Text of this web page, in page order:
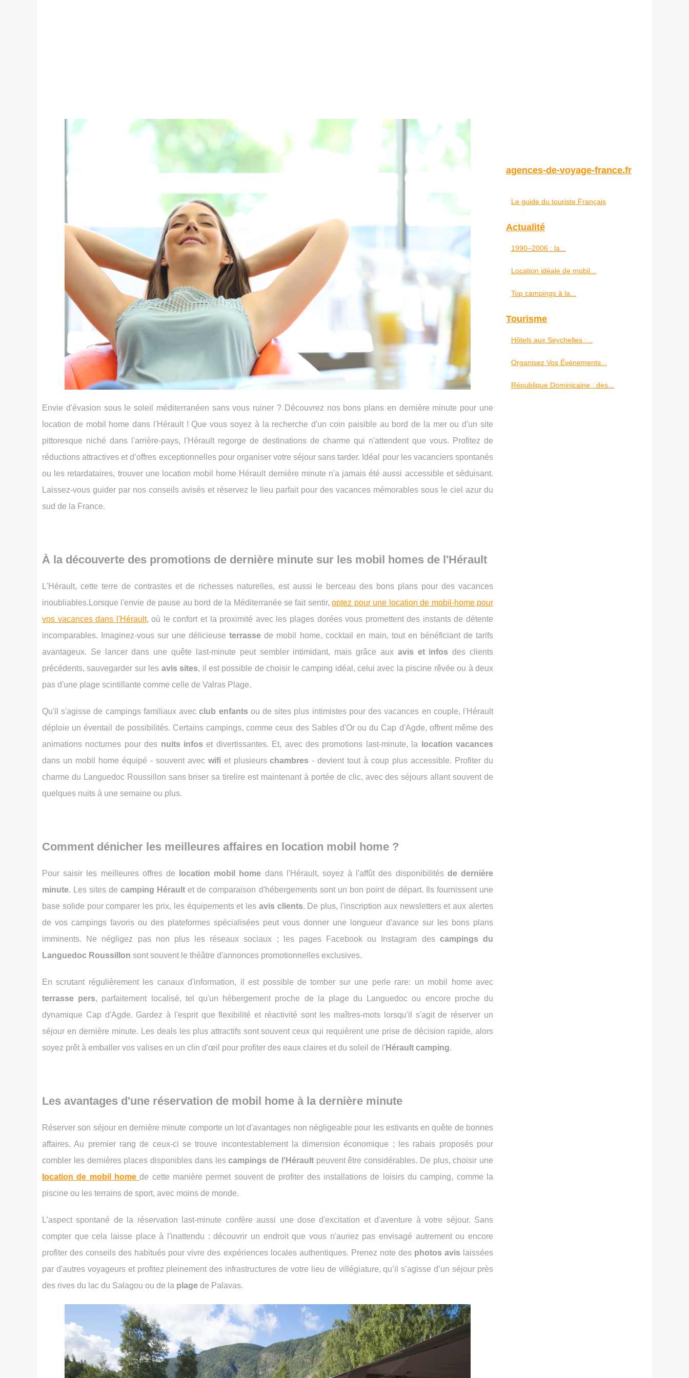
Envie d'évasion sous le soleil méditerranéen sans vous ruiner ? Découvrez nos bons plans en dernière minute pour une
location de mobil home dans l'Hérault ! Que vous soyez à la recherche d'un coin paisible au bord de la mer ou d'un site
pittoresque niché dans l'arrière-pays, l'Hérault regorge de destinations de charme qui n'attendent que vous. Profitez de
réductions attractives et d’offres exceptionnelles pour organiser votre séjour sans tarder. Idéal pour les vacanciers spontanés
ou les retardataires, trouver une location mobil home Hérault dernière minute n'a jamais été aussi accessible et séduisant.
Laissez-vous guider par nos conseils avisés et réservez le lieu parfait pour des vacances mémorables sous le ciel azur du
sud de la France.
À la découverte des promotions de dernière minute sur les mobil homes de l'Hérault
L'Hérault, cette terre de contrastes et de richesses naturelles, est aussi le berceau des bons plans pour des vacances
inoubliables.Lorsque l'envie de pause au bord de la Méditerranée se fait sentir,optez pour une location de mobil-home pour
vos vacances dans l'Hérault, où le confort et la proximité avec les plages dorées vous promettent des instants de détente
incomparables. Imaginez-vous sur une délicieuseterrasse de mobil home, cocktail en main, tout en bénéficiant de tarifs
avantageux. Se lancer dans une quête last-minute peut sembler intimidant, mais grâce aux avis et infos des clients
précédents, sauvegarder sur les avis sites, il est possible de choisir le camping idéal, celui avec la piscine rêvée ou à deux
pas d'une plage scintillante comme celle de Valras Plage.
Qu'il s'agisse de campings familiaux avecclub enfants ou de sites plus intimistes pour des vacances en couple, l'Hérault
déploie un éventail de possibilités. Certains campings, comme ceux des Sables d'Or ou du Cap d'Agde, offrent même des
animations nocturnes pour des nuits infos et divertissantes. Et, avec des promotions last-minute, la
location vacances
dans un mobil home équipé - souvent avec wifiet plusieurschambres - devient tout à coup plus accessible. Profiter du
charme du Languedoc Roussillon sans briser sa tirelire est maintenant à portée de clic, avec des séjours allant souvent de
quelques nuits à une semaine ou plus.
Comment dénicher les meilleures affaires en location mobil home ?
Pour saisir les meilleures offres de location mobil home dans l'Hérault, soyez à l'affût des disponibilités de dernière
minute. Les sites decamping Hérault et de comparaison d'hébergements sont un bon point de départ. Ils fournissent une
base solide pour comparer les prix, les équipements et les avis clients. De plus, l'inscription aux newsletters et aux alertes
de vos campings favoris ou des plateformes spécialisées peut vous donner une longueur d'avance sur les bons plans
imminents. Ne négligez pas non plus les réseaux sociaux ; les pages Facebook ou Instagram des campings du
Languedoc Roussillon sont souvent le théâtre d'annonces promotionnelles exclusives.
En scrutant régulièrement les canaux d'information, il est possible de tomber sur une perle rare: un mobil home avec
terrasse pers, parfaitement localisé, tel qu'un hébergement proche de la plage du Languedoc ou encore proche du
dynamique Cap d'Agde. Gardez à l'esprit que flexibilité et réactivité sont les maîtres-mots lorsqu'il s'agit de réserver un
séjour en dernière minute. Les deals les plus attractifs sont souvent ceux qui requièrent une prise de décision rapide, alors
soyez prêt à emballer vos valises en un clin d'œil pour profiter des eaux claires et du soleil de l' Hérault camping.
Les avantages d'une réservation de mobil home à la dernière minute
Réserver son séjour en dernière minute comporte un lot d'avantages non négligeable pour les estivants en quête de bonnes
affaires. Au premier rang de ceux-ci se trouve incontestablement la dimension économique ; les rabais proposés pour
combler les dernières places disponibles dans lescampings de l'Héraultpeuvent être considérables. De plus, choisir une
location de mobil home de cette manière permet souvent de profiter des installations de loisirs du camping, comme la
piscine ou les terrains de sport, avec moins de monde.
L’aspect spontané de la réservation last-minute confère aussi une dose d'excitation et d'aventure à votre séjour. Sans
compter que cela laisse place à l'inattendu : découvrir un endroit que vous n'auriez pas envisagé autrement ou encore
profiter des conseils des habitués pour vivre des expériences locales authentiques. Prenez note des photos avis laissées
par d'autres voyageurs et profitez pleinement des infrastructures de votre lieu de villégiature, qu’il s’agisse d’un séjour près
des rives du lac du Salagou ou de la plage de Palavas.
agences-de-voyage-france.fr
Le guide du touriste Français
Actualité
1990–2006 : la...
Location idéale de mobil...
Top campings à la...
Tourisme
Hôtels aux Seychelles :...
Organisez Vos Événements...
République Dominicaine : des...